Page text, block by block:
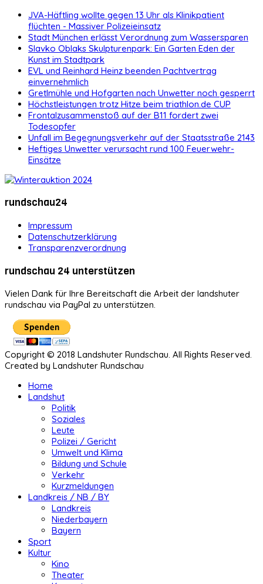
JVA-Häftling wollte gegen 13 Uhr als Klinikpatient
flüchten - Massiver Polizeieinsatz
Stadt München erlässt Verordnung zum Wassersparen
Slavko Oblaks Skulpturenpark: Ein Garten Eden der
Kunst im Stadtpark
EVL und Reinhard Heinz beenden Pachtvertrag
einvernehmlich
Gretlmühle und Hofgarten nach Unwetter noch gesperrt
Höchstleistungen trotz Hitze beim triathlon.de CUP
Frontalzusammenstoß auf der B11 fordert zwei
Todesopfer
Unfall im Begegnungsverkehr auf der Staatsstraße 2143
Heftiges Unwetter verursacht rund 100 Feuerwehr-
Einsätze
rundschau24
Impressum
Datenschutzerklärung
Transparenzverordnung
rundschau 24 unterstützen
Vielen Dank für Ihre Bereitschaft die Arbeit der landshuter
rundschau via PayPal zu unterstützen.
Copyright © 2018 Landshuter Rundschau. All Rights Reserved.
Created by Landshuter Rundschau
Home
Landshut
Politik
Soziales
Leute
Polizei / Gericht
Umwelt und Klima
Bildung und Schule
Verkehr
Kurzmeldungen
Landkreis / NB / BY
Landkreis
Niederbayern
Bayern
Sport
Kultur
Kino
Theater